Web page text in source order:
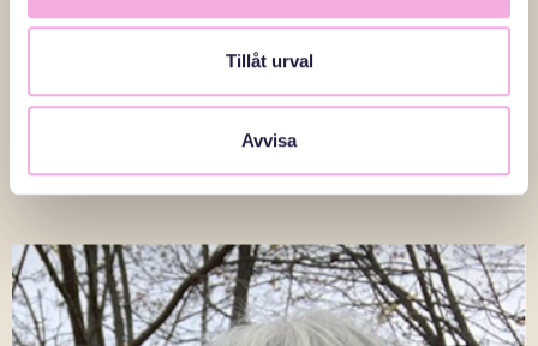
Tillåt urval
Avvisa
svenskar, hög inkomstnivå, inga tolkar. Jag blev till och med
krävande. Men det var inte min upplevelse. Det var bara
en annan verklighet.